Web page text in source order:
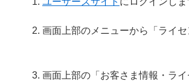
画面上部のメニューから「ライ
画面上部の「お客さま情報・ラ